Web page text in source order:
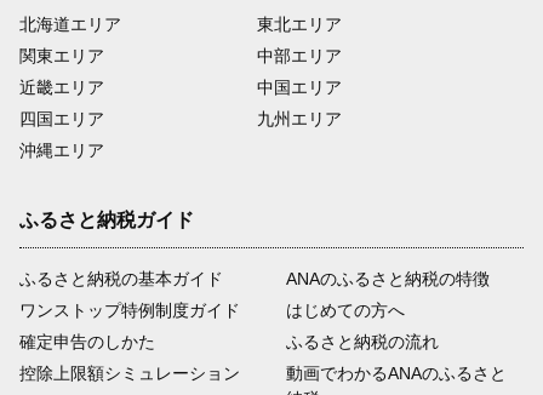
北海道エリア
関東エリア
近畿エリア
四国エリア
沖縄エリア
東北エリア
中部エリア
中国エリア
九州エリア
ふるさと納税ガイド
ふるさと納税の基本ガイド
ワンストップ特例制度ガイド
確定申告のしかた
控除上限額シミュレーション
ANAのふるさと納税の特徴
はじめての方へ
ふるさと納税の流れ
動画でわかるANAのふるさと